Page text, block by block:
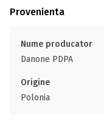
Provenienta
Nume producator
Danone PDPA
Origine
Polonia